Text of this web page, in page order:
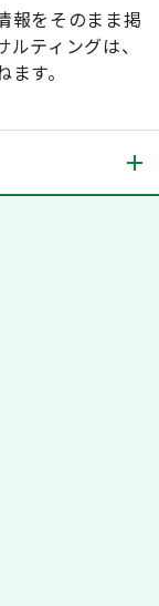
報をそのまま掲
ティングは、
す。